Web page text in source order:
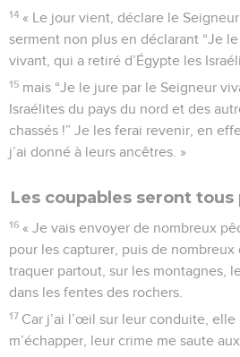
14 « Le jour vient, déclare le
serment non plus en déclarant “Je
vivant, qui a retiré d’Égypte les
15 mais “Je le jure par le Seigneur
Israélites du pays du nord et des
chassés !” Je les ferai revenir, en
j’ai donné à leurs ancêtres. »
Les coupables seront tous
16 « Je vais envoyer de nombreux
pour les capturer, puis de nombreux
traquer partout, sur les montagnes,
dans les fentes des rochers.
17 Car j’ai l’œil sur leur conduite, elle
m’échapper, leur crime me saute aux